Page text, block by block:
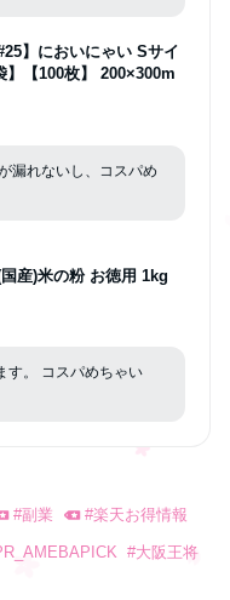
】においにゃい Sサイ
】【100枚】 200×300m
漏れないし、コスパめ
産)米の粉 お徳用 1kg
す。 コスパめちゃい
#副業 #楽天お得情報
#大阪王将